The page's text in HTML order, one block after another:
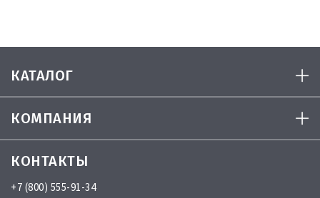
КАТАЛОГ
КОМПАНИЯ
КОНТАКТЫ
+7 (800) 555-91-34